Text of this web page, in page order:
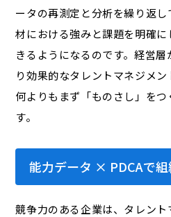
ータの再測定と分析を繰り返
材における強みと課題を明確
きるようになるのです。経営
り効果的なタレントマネジメン
何よりもまず「ものさし」を
す。
能力データ × PDCAで
競争力のある企業は、タレン